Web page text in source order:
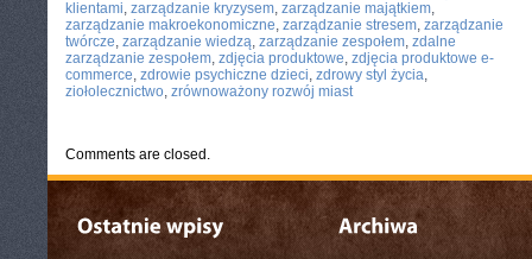
klientami, zarządzanie kryzysem, zarządzanie majątkiem,
zarządzanie makroekonomiczne, zarządzanie stresem, zarządzanie
twórcze, zarządzanie wiedzą, zarządzanie zespołem, zdalne
zarządzanie zespołem, zdjęcia produktowe, zdjęcia produktowe e-
commerce, zdrowie psychiczne dzieci, zdrowy styl życia,
ziołolecznictwo, zrównoważony rozwój miast
Comments are closed.